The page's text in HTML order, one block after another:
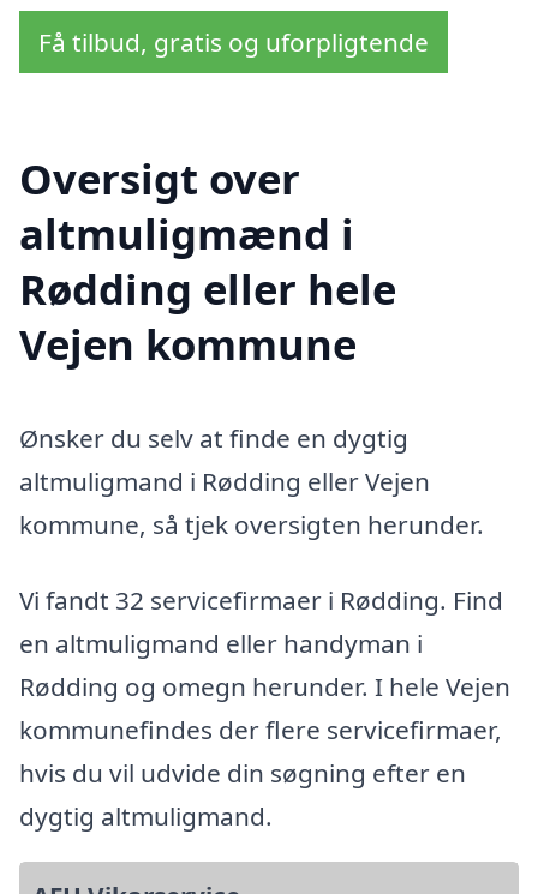
Få tilbud, gratis og uforpligtende
Oversigt over
altmuligmænd i
Rødding eller hele
Vejen kommune
Ønsker du selv at finde en dygtig
altmuligmand i Rødding eller Vejen
kommune, så tjek oversigten herunder.
Vi fandt 32 servicefirmaer i Rødding. Find
en altmuligmand eller handyman i
Rødding og omegn herunder. I hele Vejen
kommunefindes der flere servicefirmaer,
hvis du vil udvide din søgning efter en
dygtig altmuligmand.